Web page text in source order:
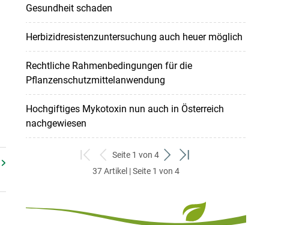
Gesundheit schaden
Herbizidresistenzuntersuchung auch heuer möglich
Rechtliche Rahmenbedingungen für die
Pflanzenschutzmittelanwendung
Hochgiftiges Mykotoxin nun auch in Österreich
nachgewiesen
zum
ersten
zurück
zum
Seite 1 von 4
weiter
zum
zum
37 Artikel | Seite 1 von 4